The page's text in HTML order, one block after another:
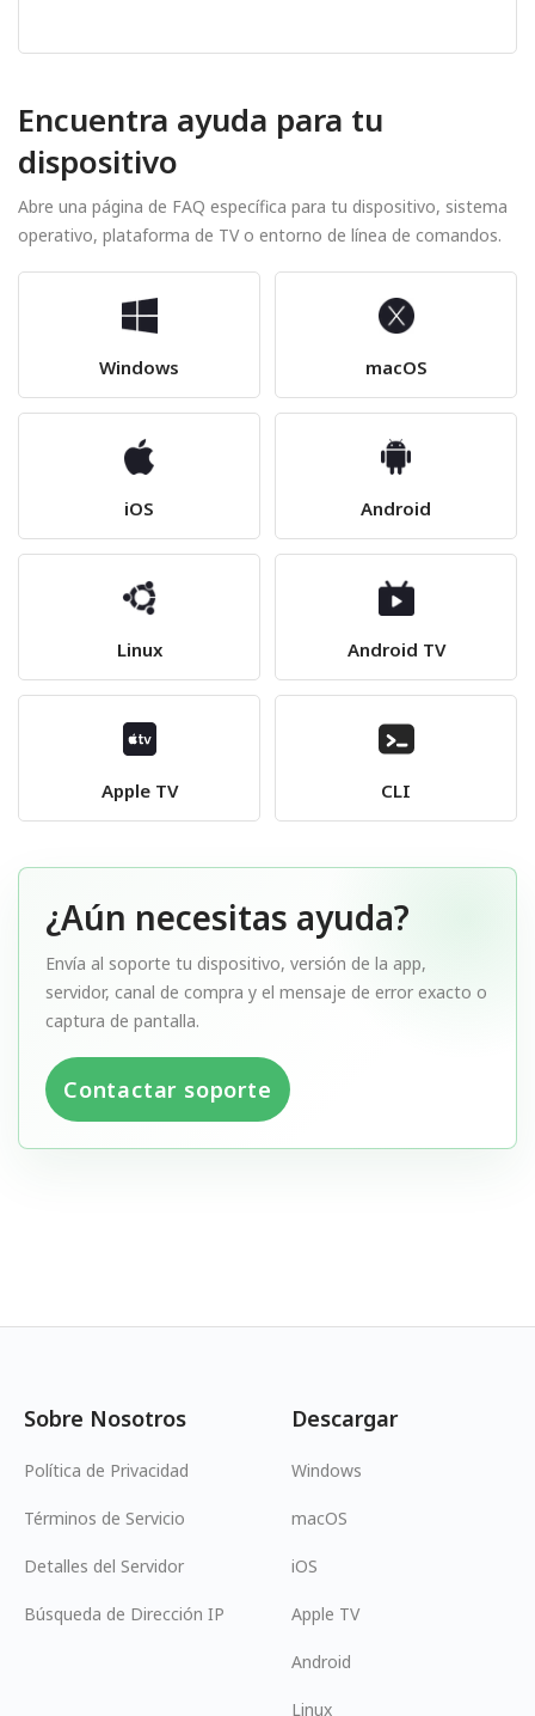
Encuentra ayuda para tu
dispositivo
Abre una página de FAQ específica para tu dispositivo, sistema
operativo, plataforma de TV o entorno de línea de comandos.
Windows macOS
iOS Android
Linux Android TV
Apple TV CLI
¿Aún necesitas ayuda?
Envía al soporte tu dispositivo, versión de la app,
servidor, canal de compra y el mensaje de error exacto o
captura de pantalla.
Contactar soporte
Sobre Nosotros
Política de Privacidad
Términos de Servicio
Detalles del Servidor
Búsqueda de Dirección IP
Descargar
Windows
macOS
iOS
Apple TV
Android
Linux